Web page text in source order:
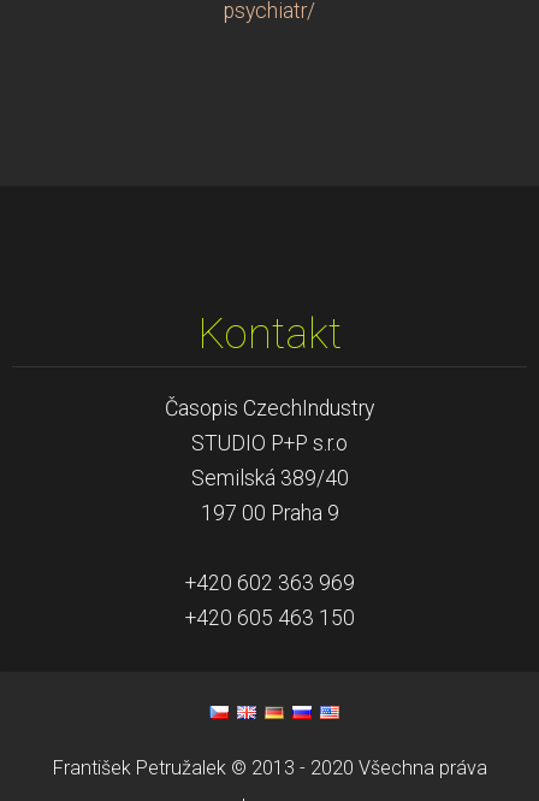
psychiatr/
Kontakt
Časopis CzechIndustry
STUDIO P+P s.r.o
Semilská 389/40
197 00 Praha 9
+420 602 363 969
+420 605 463 150
František Petružalek © 2013 - 2020 Všechna práva